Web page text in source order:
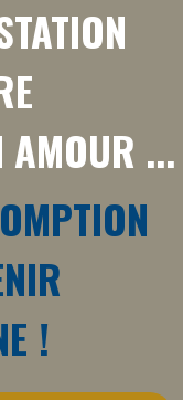
AMOUR ...
!